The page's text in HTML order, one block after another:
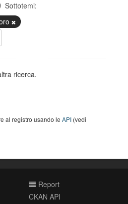
Sottotemi:
ricerca.
al registro usando le API (vedi
Report
CKAN API